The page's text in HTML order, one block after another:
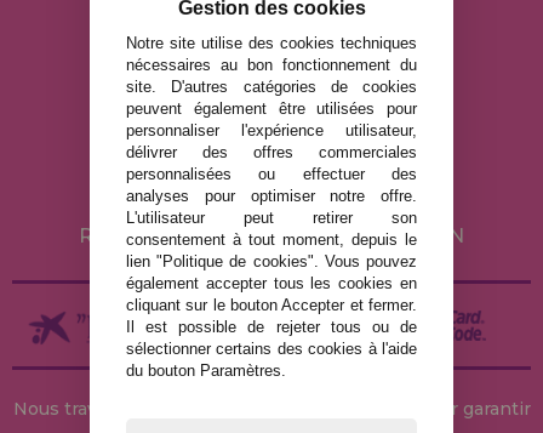
info@maisondespuzzles.fr
MENTIONS LÉGALES
POLITIQUE DE CONFIDENTIALITÉ
POLITIQUE DE COOKIES
LIVRAISON ET RETOUR
RETOURS / DROIT DE RÉTRACTATION
Nous travaillons avec des stocks permanents pour garantir
Gestion des cookies
Notre site utilise des cookies techniques
nécessaires au bon fonctionnement du
site. D'autres catégories de cookies
peuvent également être utilisées pour
personnaliser l'expérience utilisateur,
délivrer des offres commerciales
personnalisées ou effectuer des
analyses pour optimiser notre offre.
L'utilisateur peut retirer son
consentement à tout moment, depuis le
lien "Politique de cookies". Vous pouvez
également accepter tous les cookies en
cliquant sur le bouton Accepter et fermer.
Il est possible de rejeter tous ou de
sélectionner certains des cookies à l'aide
du bouton Paramètres.